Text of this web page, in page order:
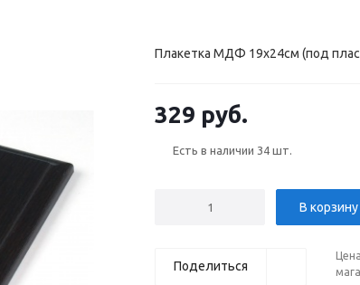
Плакетка МДФ 19х24см (под
329 руб.
Есть в наличии 34 шт.
В корзину
Поделиться